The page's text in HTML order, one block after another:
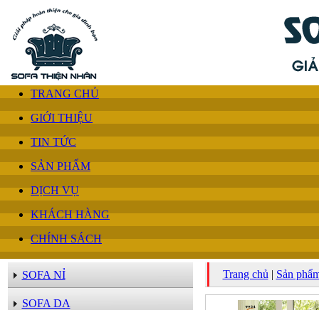
TRANG CHỦ
GIỚI THIỆU
TIN TỨC
SẢN PHẨM
DỊCH VỤ
KHÁCH HÀNG
CHÍNH SÁCH
SOFA NỈ
SOFA DA
Trang chủ | Sản